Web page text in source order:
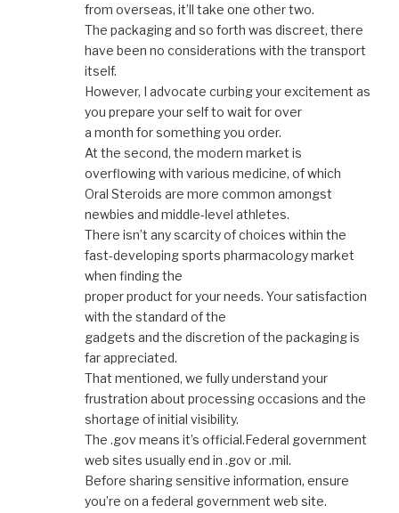
from overseas, it’ll take one other two.
The packaging and so forth was discreet, there
have been no considerations with the transport
itself.
However, I advocate curbing your excitement as
you prepare your self to wait for over
a month for something you order.
At the second, the modern market is
overflowing with various medicine, of which
Oral Steroids are more common amongst
newbies and middle-level athletes.
There isn’t any scarcity of choices within the
fast-developing sports pharmacology market
when finding the
proper product for your needs. Your satisfaction
with the standard of the
gadgets and the discretion of the packaging is
far appreciated.
That mentioned, we fully understand your
frustration about processing occasions and the
shortage of initial visibility.
The .gov means it’s official.Federal government
web sites usually end in .gov or .mil.
Before sharing sensitive information, ensure
you’re on a federal government web site.